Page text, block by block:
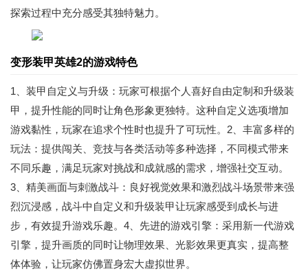
探索过程中充分感受其独特魅力。
变形装甲英雄2的游戏特色
1、装甲自定义与升级：玩家可根据个人喜好自由定制和升级装
甲，提升性能的同时让角色形象更独特。这种自定义选项增加
游戏黏性，玩家在追求个性时也提升了可玩性。2、丰富多样的
玩法：提供闯关、竞技与各类活动等多种选择，不同模式带来
不同乐趣，满足玩家对挑战和成就感的需求，增强社交互动。
3、精美画面与刺激战斗：良好视觉效果和激烈战斗场景带来强
烈沉浸感，战斗中自定义和升级装甲让玩家感受到成长与进
步，有效提升游戏乐趣。4、先进的游戏引擎：采用新一代游戏
引擎，提升画质的同时让物理效果、光影效果更真实，提高整
体体验，让玩家仿佛置身宏大虚拟世界。